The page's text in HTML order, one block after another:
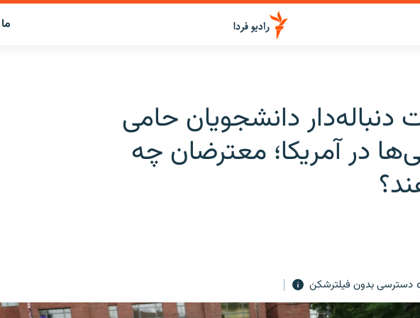
دنباله‌دار دانشجویان حامی
در آمریکا؛ معترضان چه
دسترسی بدون فیلترشکن